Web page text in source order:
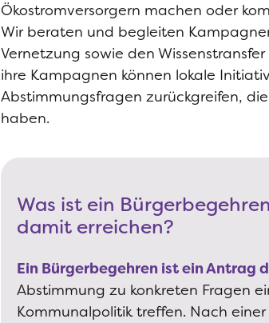
Ökostromversorgern machen oder
Wir beraten und begleiten
Vernetzung sowie den
ihre Kampagnen können lokale
Abstimmungsfragen zurückgreifen,
haben.
Was ist ein
damit erreichen?
Ein Bürgerbegehren ist ein Antrag
Abstimmung zu konkreten Fragen
Kommunalpolitik treffen. Nach